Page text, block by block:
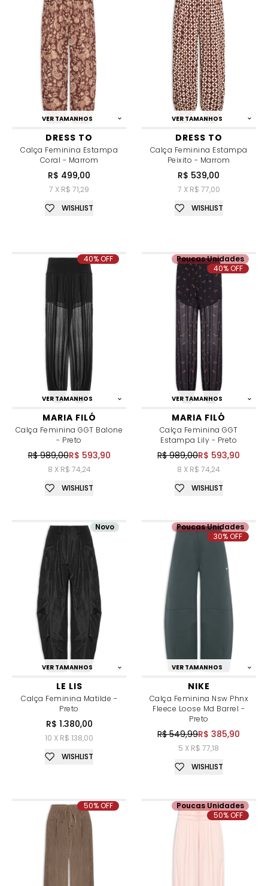
VER TAMANHOS
DRESS TO
Calça Feminina Estampa
Coral - Marrom
R$ 499,00
7 X R$ 71,29
WISHLIST
VER TAMANHOS
DRESS TO
Calça Feminina Estampa
Peixito - Marrom
R$ 539,00
7 X R$ 77,00
WISHLIST
VER TAMANHOS
MARIA FILÓ
Calça Feminina GGT Balone
- Preto
R$ 989,00R$ 593,90
8 X R$ 74,24
40% OFF
WISHLIST
VER TAMANHOS
MARIA FILÓ
Calça Feminina GGT
Estampa Lily - Preto
R$ 989,00R$ 593,90
8 X R$ 74,24
Poucas Unidades
40% OFF
WISHLIST
VER TAMANHOS
LE LIS
Calça Feminina Matilde -
Preto
R$ 1.380,00
10 X R$ 138,00
Novo
WISHLIST
VER TAMANHOS
NIKE
Calça Feminina Nsw Phnx
Fleece Loose Md Barrel -
Preto
R$ 549,99R$ 385,90
5 X R$ 77,18
Poucas Unidades
30% OFF
WISHLIST
50% OFF
Poucas Unidades
50% OFF